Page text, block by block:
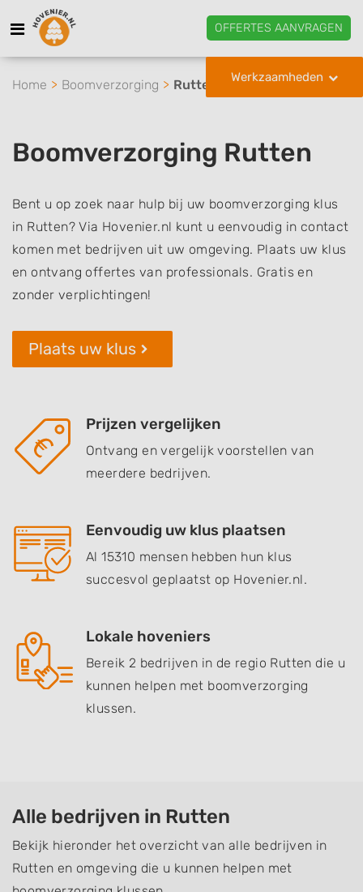
OFFERTES AANVRAGEN
Werkzaamheden
Home Boomverzorging Rutten
Boomverzorging Rutten
Bent u op zoek naar hulp bij uw boomverzorging klus
in Rutten? Via Hovenier.nl kunt u eenvoudig in contact
komen met bedrijven uit uw omgeving. Plaats uw klus
en ontvang offertes van professionals. Gratis en
zonder verplichtingen!
Plaats uw klus
Prijzen vergelijken
Ontvang en vergelijk voorstellen van
meerdere bedrijven.
Eenvoudig uw klus plaatsen
Al 15310 mensen hebben hun klus
succesvol geplaatst op Hovenier.nl.
Lokale hoveniers
Bereik 2 bedrijven in de regio Rutten die u
kunnen helpen met boomverzorging
klussen.
Alle bedrijven in Rutten
Bekijk hieronder het overzicht van alle bedrijven in
Rutten en omgeving die u kunnen helpen met